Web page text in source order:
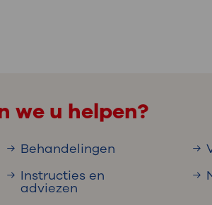
we u helpen?
Behandelingen
Instructies en
adviezen